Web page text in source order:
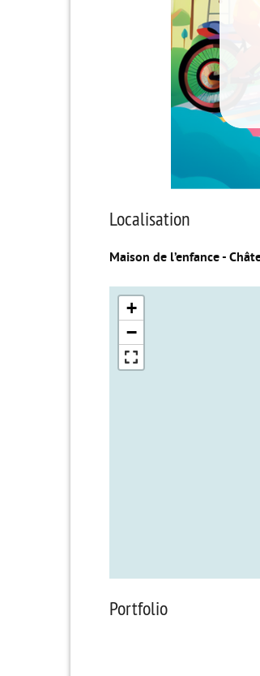
Localisation
Maison de l’enfance -
+
−
Portfolio